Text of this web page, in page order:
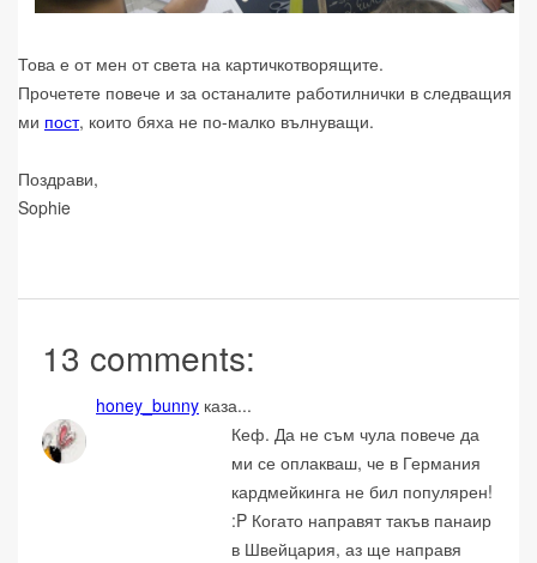
Това е от мен от света на картичкотворящите.
Прочетете повече и за останалите работилнички в следващия
ми пост, които бяха не по-малко вълнуващи.
Поздрави,
Sophie
13 comments:
honey_bunny каза...
Кеф. Да не съм чула повече да
ми се оплакваш, че в Германия
кардмейкинга не бил популярен!
:P Когато направят такъв панаир
в Швейцария, аз ще направя